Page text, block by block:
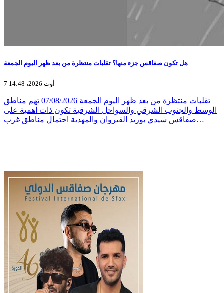
هل تكون صفاقس جزء منها؟ تقلبات منتظرة من بعد ظهر اليوم الجمعة
7 أوت 2026، 14:48
تقلبات منتظرة من بعد ظهر اليوم الجمعة 07/08/2026 تهم مناطق
الوسط والجنوب الشرقي والسواحل الشرقية تكون ذات اهمية على
صفاقس سيدي بوزيد القيروان والمهدية احتمال مناطق غرب…